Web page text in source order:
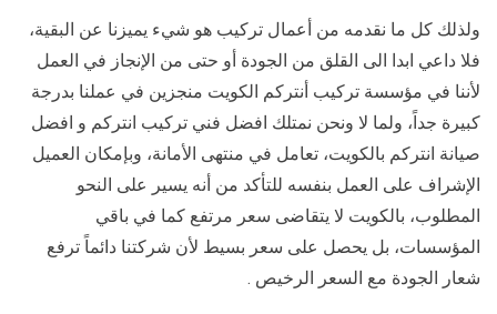
ولذلك كل ما نقدمه من أعمال تركيب هو شيء يميزنا عن البقية،
فلا داعي ابدا الى القلق من الجودة أو حتى من الإنجاز في العمل
لأننا في مؤسسة تركيب أنتركم الكويت منجزين في عملنا بدرجة
كبيرة جداً، ولما لا ونحن نمتلك افضل فني تركيب انتركم و افضل
صيانة انتركم بالكويت، تعامل في منتهى الأمانة، وبإمكان العميل
الإشراف على العمل بنفسه للتأكد من أنه يسير على النحو
المطلوب، بالكويت لا يتقاضى سعر مرتفع كما في باقي
المؤسسات، بل يحصل على سعر بسيط لأن شركتنا دائماً ترفع
شعار الجودة مع السعر الرخيص .